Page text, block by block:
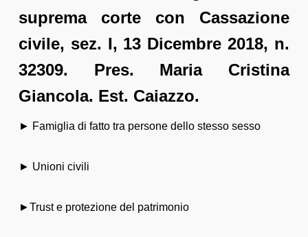
suprema corte con Cassazione
civile, sez. I, 13 Dicembre 2018, n.
32309. Pres. Maria Cristina
Giancola. Est. Caiazzo.
► Famiglia di fatto tra persone dello stesso sesso
► Unioni civili
►Trust e protezione del patrimonio